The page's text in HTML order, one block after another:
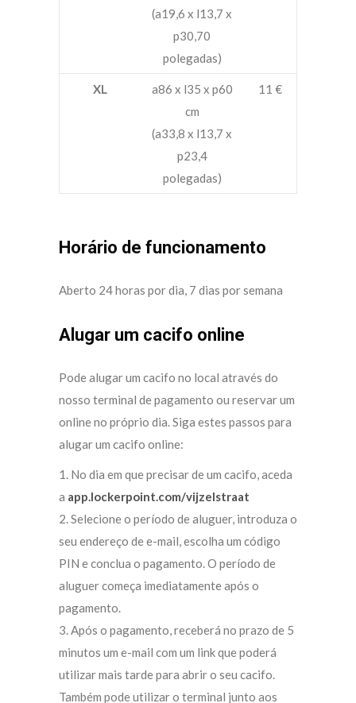
(a19,6 x l13,7 x
p30,70
polegadas)
XL
a86 x l35 x p60
cm
(a33,8 x l13,7 x
p23,4
polegadas)
11 €
Horário de funcionamento
Aberto 24 horas por dia, 7 dias por semana
Alugar um cacifo online
Pode alugar um cacifo no local através do
nosso terminal de pagamento ou reservar um
online no próprio dia. Siga estes passos para
alugar um cacifo online:
1. No dia em que precisar de um cacifo, aceda
a app.lockerpoint.com/vijzelstraat
2. Selecione o período de aluguer, introduza o
seu endereço de e-mail, escolha um código
PIN e conclua o pagamento. O período de
aluguer começa imediatamente após o
pagamento.
3. Após o pagamento, receberá no prazo de 5
minutos um e-mail com um link que poderá
utilizar mais tarde para abrir o seu cacifo.
Também pode utilizar o terminal junto aos